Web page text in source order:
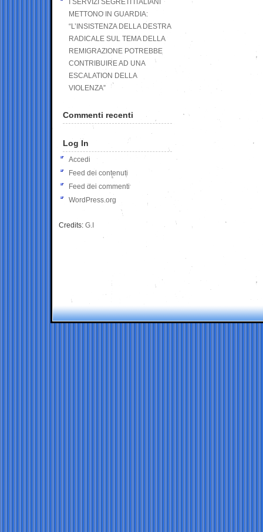
I SERVIZI SEGRETI ITALIANI
METTONO IN GUARDIA:
“L’INSISTENZA DELLA DESTRA
RADICALE SUL TEMA DELLA
REMIGRAZIONE POTREBBE
CONTRIBUIRE AD UNA
ESCALATION DELLA
VIOLENZA”
Commenti recenti
Log In
Accedi
Feed dei contenuti
Feed dei commenti
WordPress.org
Credits: G.I